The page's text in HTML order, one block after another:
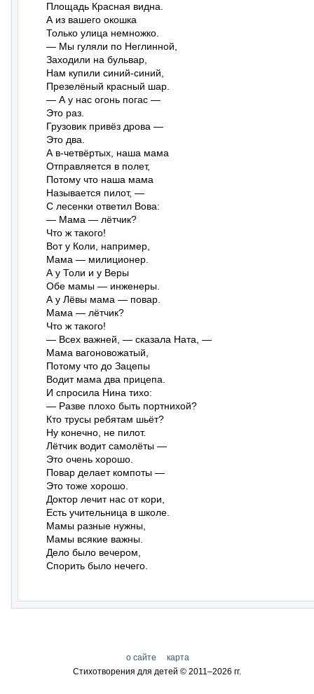
Площадь Красная видна.
А из вашего окошка
Только улица немножко.
— Мы гуляли по Неглинной,
Заходили на бульвар,
Нам купили синий-синий,
Презелёный красный шар.
— А у нас огонь погас —
Это раз.
Грузовик привёз дрова —
Это два.
А в-четвёртых, наша мама
Отправляется в полет,
Потому что наша мама
Называется пилот, —
С лесенки ответил Вова:
— Мама — лётчик?
Что ж такого!
Вот у Коли, например,
Мама — милиционер.
А у Толи и у Веры
Обе мамы — инженеры.
А у Лёвы мама — повар.
Мама — лётчик?
Что ж такого!
— Всех важней, — сказала Ната, —
Мама вагоновожатый,
Потому что до Зацепы
Водит мама два прицепа.
И спросила Нина тихо:
— Разве плохо быть портнихой?
Кто трусы ребятам шьёт?
Ну конечно, не пилот.
Лётчик водит самолёты —
Это очень хорошо.
Повар делает компоты —
Это тоже хорошо.
Доктор лечит нас от кори,
Есть учительница в школе.
Мамы разные нужны,
Мамы всякие важны.
Дело было вечером,
Спорить было нечего.
о сайте
карта
Стихотворения для детей © 2011–2026 гг.